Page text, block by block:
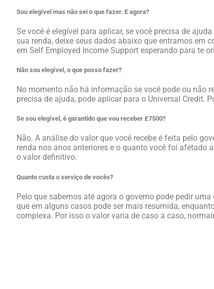
Sou elegível mas não sei o que fazer. E agora?
Se você é elegível para aplicar, se você precisa de
sua renda, deixe seus dados abaixo que entramos em
em Self Employed Income Support esperando para te
Não sou elegível, o que posso fazer?
No momento não há informação se você pode ou não
precisa de ajuda, pode aplicar para o Universal Credit.
Se sou elegível, é garantido que vou receber £7500?
Não. A análise do valor que você recebe é feita pelo
renda nos anos anteriores e o quanto você foi afetado
o valor definitivo.
Quanto custa o serviço de vocês?
Pelo que sabemos até agora o governo pode pedir
que em alguns casos pode ser mais resumida,
complexa. Por isso o valor varia de caso a caso,